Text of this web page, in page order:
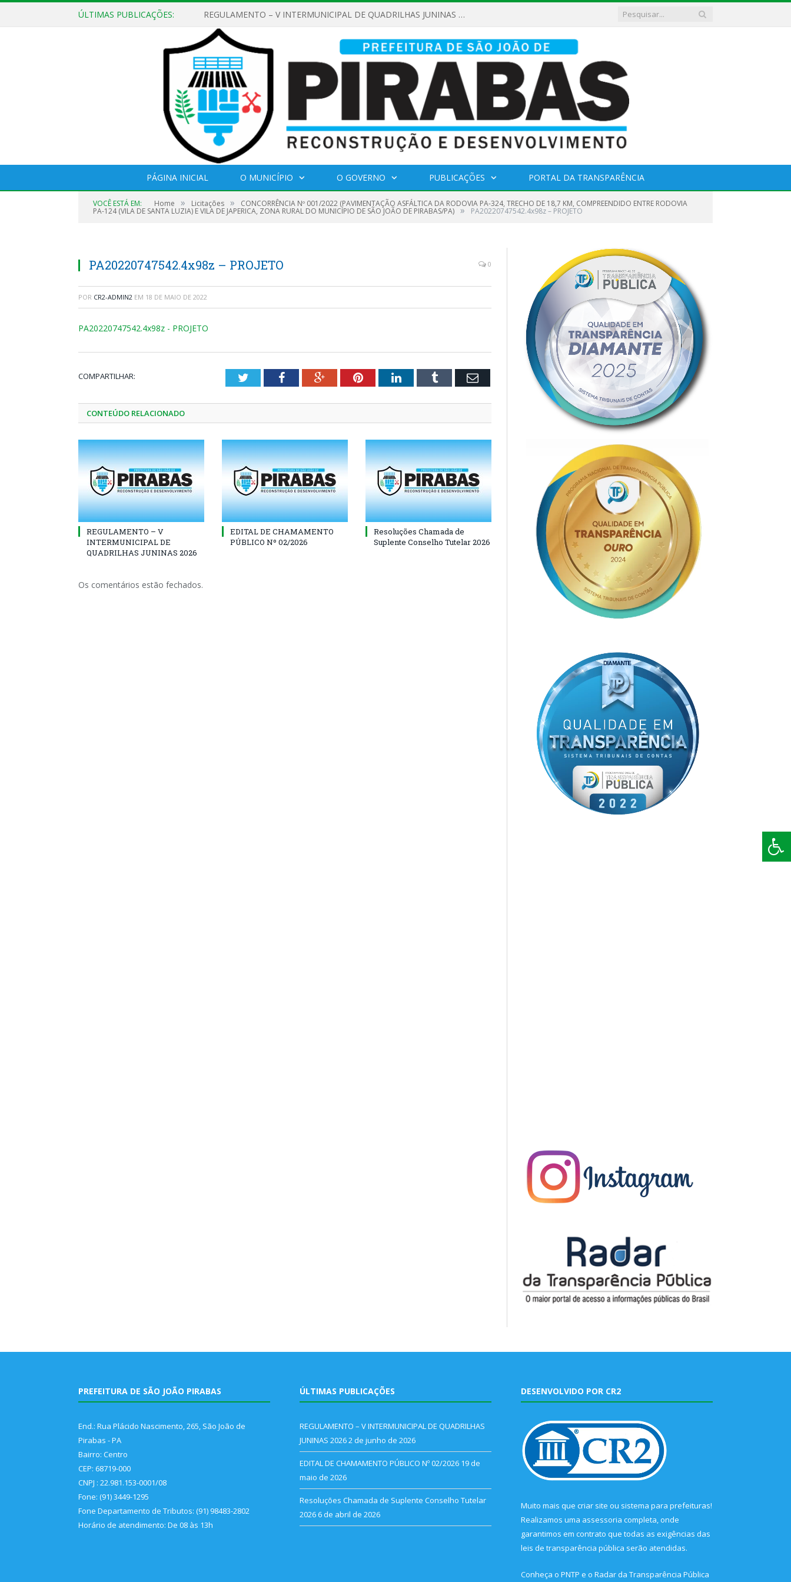
ÚLTIMAS PUBLICAÇÕES: REGULAMENTO – V INTERMUNICIPAL DE QUADRILHAS JUNINAS 2026
PÁGINA INICIAL O MUNICÍPIO O GOVERNO PUBLICAÇÕES PORTAL DA TRANSPARÊNCIA
VOCÊ ESTÁ EM: Home » Licitações » CONCORRÊNCIA Nº 001/2022 (PAVIMENTAÇÃO ASFÁLTICA DA RODOVIA PA-324, TRECHO DE 18,7 KM, COMPREENDIDO ENTRE RODOVIA
PA-124 (VILA DE SANTA LUZIA) E VILA DE JAPERICA, ZONA RURAL DO MUNICÍPIO DE SÃO JOÃO DE PIRABAS/PA) » PA20220747542.4x98z – PROJETO
PA20220747542.4x98z – PROJETO 0
POR CR2-ADMIN2 EM 18 DE MAIO DE 2022
PA20220747542.4x98z - PROJETO
COMPARTILHAR: TwitterFacebookGoogle+PinterestLinkedInTumblr Email
CONTEÚDO RELACIONADO
REGULAMENTO – V
INTERMUNICIPAL DE
QUADRILHAS JUNINAS 2026
EDITAL DE CHAMAMENTO
PÚBLICO Nº 02/2026
Resoluções Chamada de
Suplente Conselho Tutelar 2026
Os comentários estão fechados.
PREFEITURA DE SÃO JOÃO PIRABAS
End.: Rua Plácido Nascimento, 265, São João de
Pirabas - PA
Bairro: Centro
CEP: 68719-000
CNPJ : 22.981.153-0001/08
Fone: (91) 3449-1295
Fone Departamento de Tributos: (91) 98483-2802
Horário de atendimento: De 08 às 13h
ÚLTIMAS PUBLICAÇÕES
REGULAMENTO – V INTERMUNICIPAL DE QUADRILHAS
JUNINAS 20262 de junho de 2026
EDITAL DE CHAMAMENTO PÚBLICO Nº 02/2026 19 de
maio de 2026
Resoluções Chamada de Suplente Conselho Tutelar
2026 6 de abril de 2026
DESENVOLVIDO POR CR2
Muito mais que criar site ou sistema para prefeituras!
Realizamos uma assessoria completa, onde
garantimos em contrato que todas as exigências das
leis de transparência pública serão atendidas.
Conheça o PNTP e o Radar da Transparência Pública